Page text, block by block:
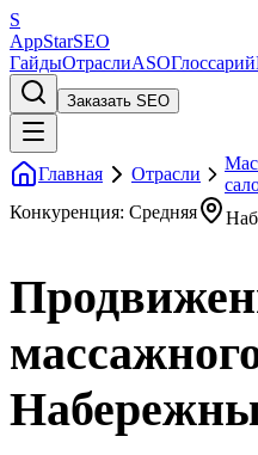
S
AppStarSEO
ГайдыОтраслиASOГлоссарий
Заказать SEO
Главная Отрасли
Конкуренция: Средняя